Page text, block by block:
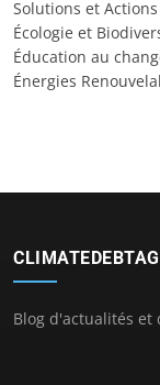
Solutions et Actions
Écologie et
Éducation au
Énergies
Blog d'actualités